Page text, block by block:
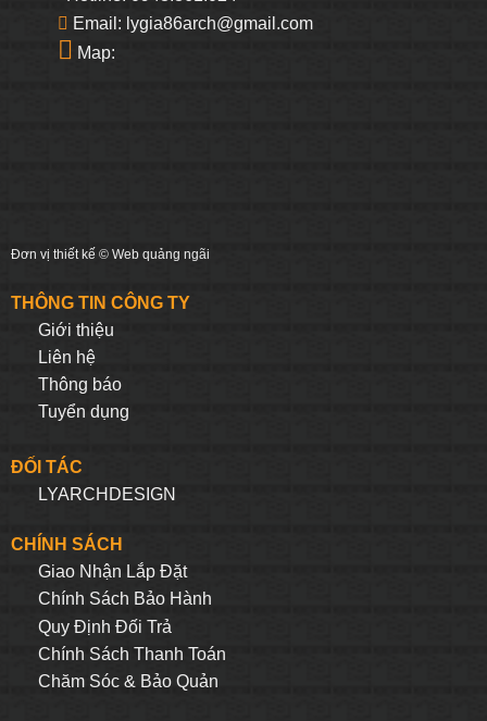
Email: lygia86arch@gmail.com
Map:
Đơn vị thiết kế © Web quảng ngãi
THÔNG TIN CÔNG TY
Giới thiệu
Liên hệ
Thông báo
Tuyển dụng
ĐỐI TÁC
LYARCHDESIGN
CHÍNH SÁCH
Giao Nhận Lắp Đặt
Chính Sách Bảo Hành
Quy Định Đối Trả
Chính Sách Thanh Toán
Chăm Sóc & Bảo Quản